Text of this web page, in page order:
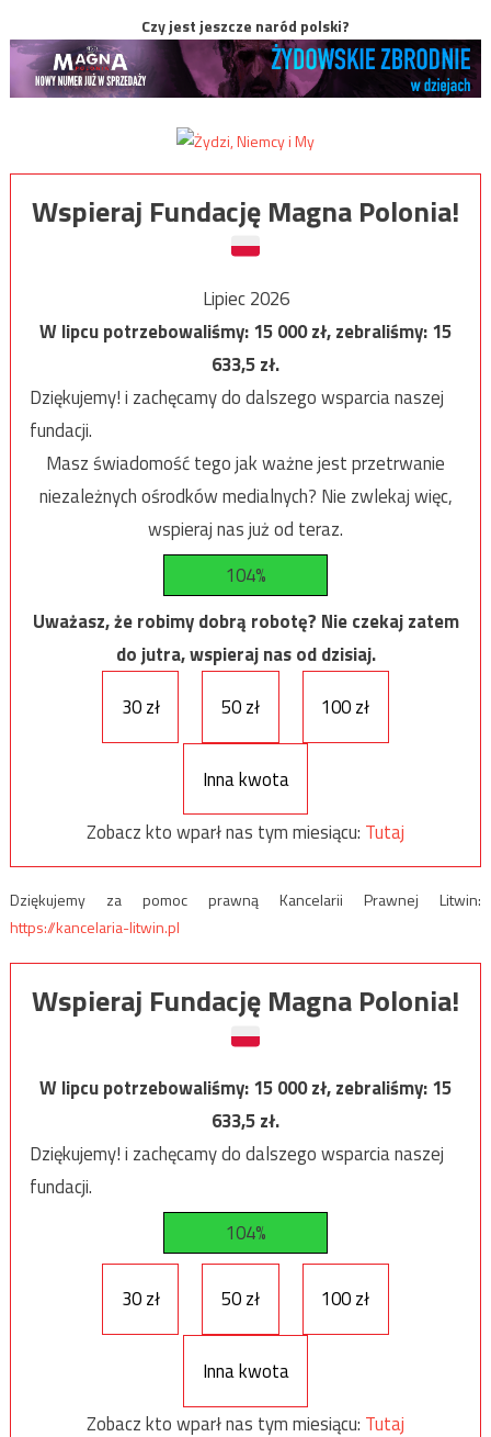
Czy jest jeszcze naród polski?
Wspieraj Fundację Magna Polonia!
Lipiec 2026
W lipcu potrzebowaliśmy:15 000zł, zebraliśmy:15
633,5zł.
Dziękujemy! i zachęcamy do dalszego wsparcia naszej
fundacji.
Masz świadomość tego jak ważne jest przetrwanie
niezależnych ośrodków medialnych? Nie zwlekaj więc,
wspieraj nas już od teraz.
104%
Uważasz, że robimy dobrą robotę? Nie czekaj zatem
do jutra, wspieraj nas od dzisiaj.
30 zł
50 zł 100 zł
Inna kwota
Zobacz kto wparł nas tym miesiącu: Tutaj
Dziękujemy za pomoc prawną Kancelarii Prawnej Litwin:
https://kancelaria-litwin.pl
Wspieraj Fundację Magna Polonia!
W lipcu potrzebowaliśmy:15 000zł, zebraliśmy:15
633,5zł.
Dziękujemy! i zachęcamy do dalszego wsparcia naszej
fundacji.
104%
30 zł 50 zł 100 zł
Inna kwota
Zobacz kto wparł nas tym miesiącu: Tutaj